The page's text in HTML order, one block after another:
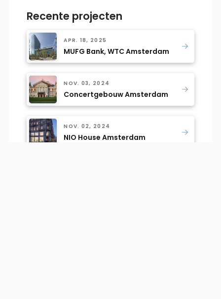
Recente projecten
APR. 18, 2025
MUFG Bank, WTC Amsterdam
NOV. 03, 2024
Concertgebouw Amsterdam
NOV. 02, 2024
NIO House Amsterdam